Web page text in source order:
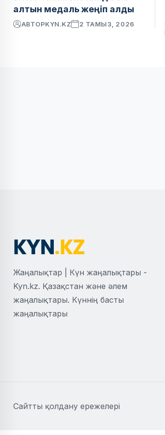
алтын медаль жеңіп алды
АВТОРKYN.KZ 2 ТАМЫЗ, 2026
Жаңалықтар | Күн жаңалықтары -
Kyn.kz. Қазақстан және әлем
жаңалықтары. Күннің басты
жаңалықтары
Сайтты қолдану ережелері